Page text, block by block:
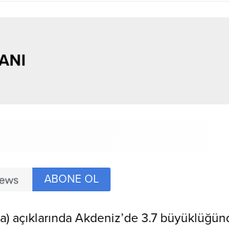
ABONE OL
açıklarında Akdeniz’de 3.7